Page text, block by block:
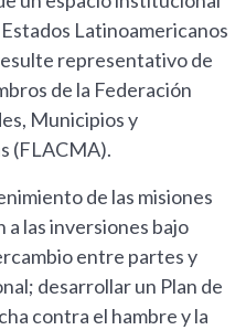
Latinoamericanos
representativo de
de la Federación
Municipios y
(FLACMA).
de las misiones
las inversiones bajo
entre partes y
desarrollar un Plan de
contra el hambre y la